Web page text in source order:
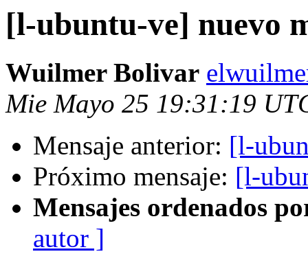
[l-ubuntu-ve] nuevo
Wuilmer Bolivar
Mie Mayo 25 19:31:19
Mensaje anterior: [l-
Próximo mensaje: [l-
Mensajes ordenados
autor ]